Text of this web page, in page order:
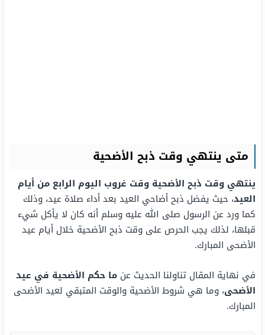
متى ينتهي وقت ذبح الأضحية
ينتهي وقت ذبح الأضحية وقت غروب اليوم الرابع من أيام
العيد، حيث يفضل ذبح أضاحي العيد بعد أداء صلاة عيد، وذلك
كما ورد عن الرسول صلى الله عليه وسلم أنه كان لا يأكل شيء
قبلها، لذلك يجب الحرص على وقت ذبح الأضحية خلال أيام عيد
الأضحى المبارك.
في نهاية المقال تناولنا الحديث عن ما حكم الأضحية في عيد
الأضحى، وما هي شروط الأضحية والوقت المتبقي لعيد الأضحى
المبارك.